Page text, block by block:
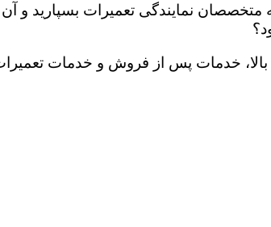
نمایندگی تعمیرات بسپارید و
خدمات پس از فروش و خدمات